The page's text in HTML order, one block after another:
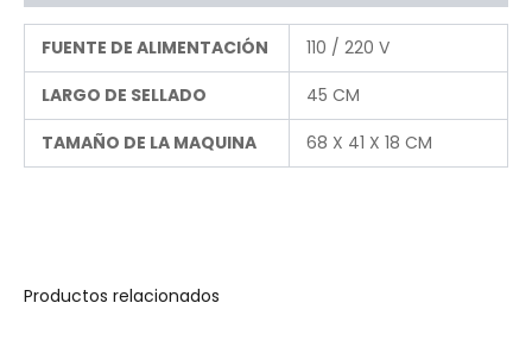
FUENTE DE ALIMENTACIÓN
110 / 220 V
LARGO DE SELLADO
45 CM
TAMAÑO DE LA MAQUINA
68 X 41 X 18 CM
Productos relacionados